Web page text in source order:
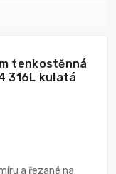
tenkostěnná
316L kulatá
a řezané na